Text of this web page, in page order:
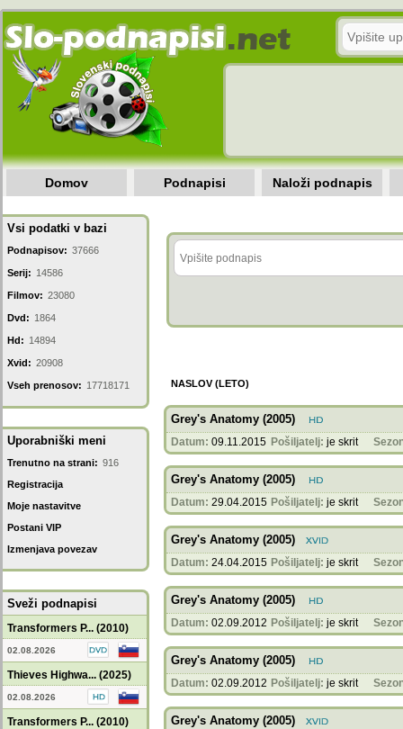
Domov Podnapisi Naloži podnapis
Vsi podatki v bazi
Podnapisov: 37666
Serij: 14586
Filmov: 23080
Dvd: 1864
Hd: 14894
Xvid: 20908
Vseh prenosov: 17718171
Uporabniški meni
Trenutno na strani: 916
Registracija
Moje nastavitve
Postani VIP
Izmenjava povezav
Sveži podnapisi
Transformers P... (2010)
02.08.2026
Thieves Highwa... (2025)
02.08.2026
Transformers P... (2010)
NASLOV (LETO)
Grey's Anatomy (2005)
Datum: 09.11.2015 Pošiljatelj: je skrit
Grey's Anatomy (2005)
Datum: 29.04.2015 Pošiljatelj: je skrit
Grey's Anatomy (2005)
Datum: 24.04.2015 Pošiljatelj: je skrit
Grey's Anatomy (2005)
Datum: 02.09.2012 Pošiljatelj: je skrit
Grey's Anatomy (2005)
Datum: 02.09.2012 Pošiljatelj: je skrit
Grey's Anatomy (2005)